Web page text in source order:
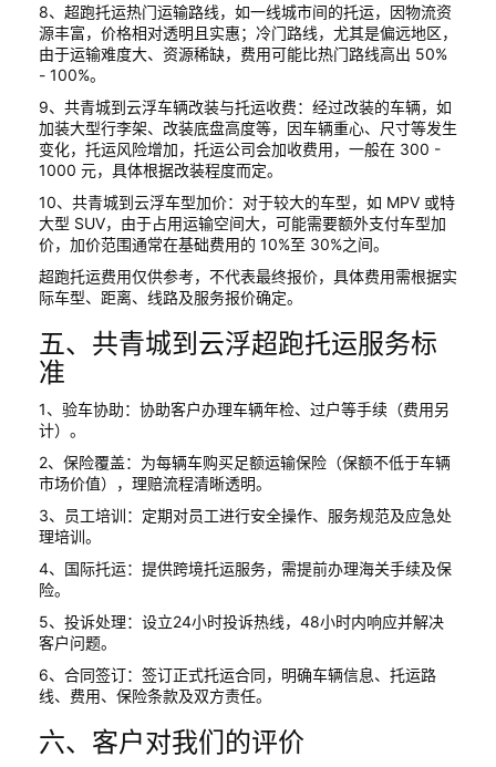
8、超跑托运热门运输路线，如一线城市间的托运，因物流资
源丰富，价格相对透明且实惠；冷门路线，尤其是偏远地区，
由于运输难度大、资源稀缺，费用可能比热门路线高出 50%
- 100%。
9、共青城到云浮车辆改装与托运收费：经过改装的车辆，如
加装大型行李架、改装底盘高度等，因车辆重心、尺寸等发生
变化，托运风险增加，托运公司会加收费用，一般在 300 -
1000 元，具体根据改装程度而定。
10、共青城到云浮车型加价：对于较大的车型，如 MPV 或特
大型 SUV，由于占用运输空间大，可能需要额外支付车型加
价，加价范围通常在基础费用的 10%至 30%之间。
超跑托运费用仅供参考，不代表最终报价，具体费用需根据实
际车型、距离、线路及服务报价确定。
五、共青城到云浮超跑托运服务标
准
1、验车协助：协助客户办理车辆年检、过户等手续（费用另
计）。
2、保险覆盖：为每辆车购买足额运输保险（保额不低于车辆
市场价值），理赔流程清晰透明。
3、员工培训：定期对员工进行安全操作、服务规范及应急处
理培训。
4、国际托运：提供跨境托运服务，需提前办理海关手续及保
险。
5、投诉处理：设立24小时投诉热线，48小时内响应并解决
客户问题。
6、合同签订：签订正式托运合同，明确车辆信息、托运路
线、费用、保险条款及双方责任。
六、客户对我们的评价